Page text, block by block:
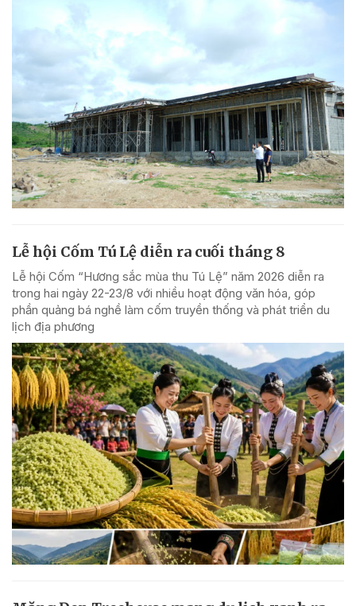
Lễ hội Cốm Tú Lệ diễn ra cuối tháng 8
Lễ hội Cốm “Hương sắc mùa thu Tú Lệ” năm 2026 diễn ra
trong hai ngày 22-23/8 với nhiều hoạt động văn hóa, góp
phần quảng bá nghề làm cốm truyền thống và phát triển du
lịch địa phương